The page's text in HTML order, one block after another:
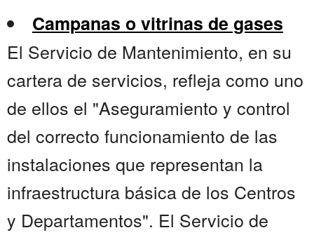
Campanas o vitrinas de gases
El Servicio de Mantenimiento, en su
cartera de servicios, refleja como uno
de ellos el "Aseguramiento y control
del correcto funcionamiento de las
instalaciones que representan la
infraestructura básica de los Centros
y Departamentos". El Servicio de